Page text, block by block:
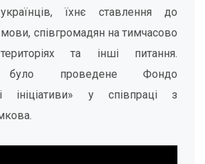
українців, їхнє ставлення до
співгромадян на тимчасово
та інші питання.
було проведене Фондо
ініціативи» у співпраці з